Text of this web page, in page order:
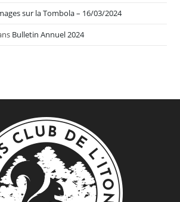
sur la Tombola – 16/03/2024
Bulletin Annuel 2024